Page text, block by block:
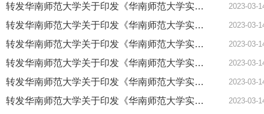
转发华南师范大学关于印发《华南师范大学实验室辐射安全与防护管理实施细则》的通知 2023-03-
转发华南师范大学关于印发《华南师范大学实验室分类分级管理实施细则》的通知 2023-03-
转发华南师范大学关于印发《华南师范大学实验室安全准入实施细则》的通知 2023-03-
转发华南师范大学关于印发《华南师范大学实验室安全责任追究实施细则》的通知 2023-03-
转发华南师范大学关于印发《华南师范大学实验室安全与环保事故应急处理预案》的通知 2023-03-
转发华南师范大学关于印发《华南师范大学实验室安全建设与管理办法》的通知 2023-03-